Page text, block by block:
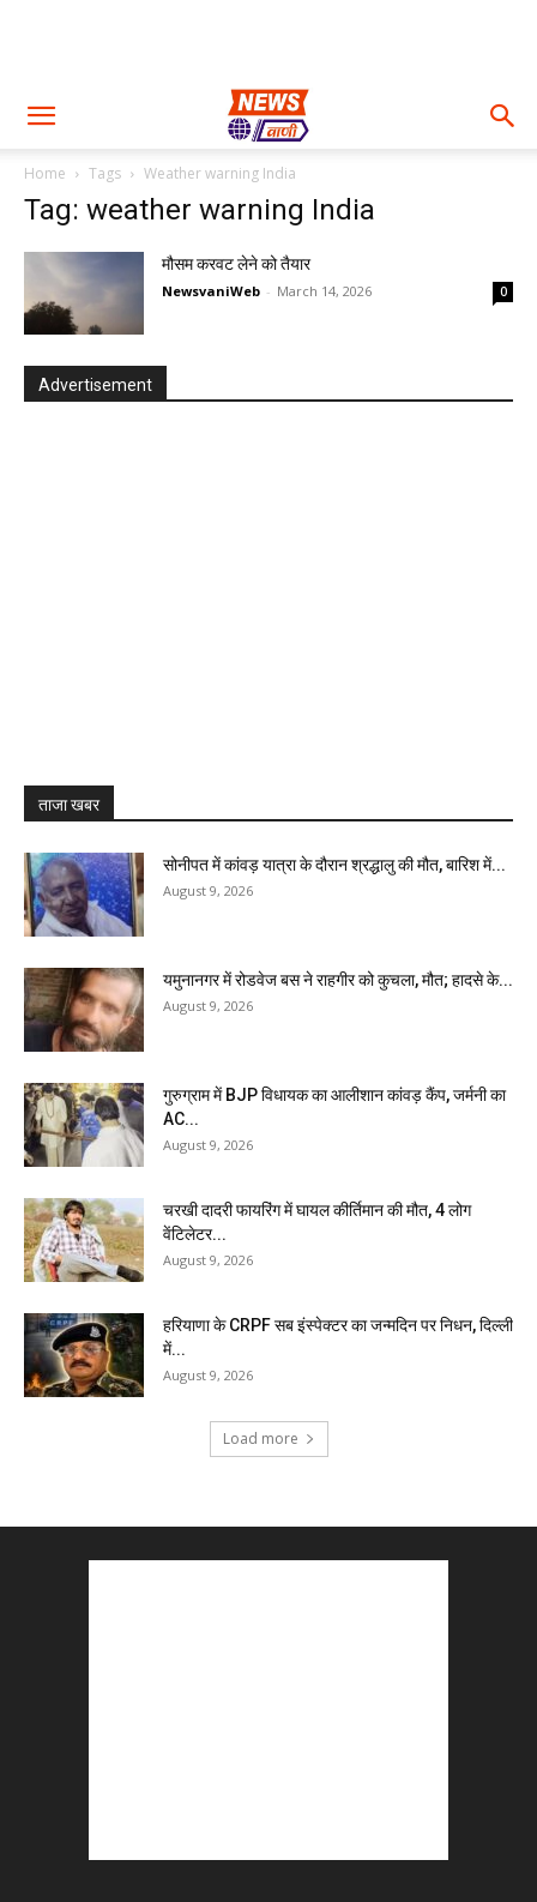
Home Tags Weather warning India
Tag: weather warning India
मौसम करवट लेने को तैयार
NewsvaniWeb - March 14, 2026 0
Advertisement
ताजा खबर
सोनीपत में कांवड़ यात्रा के दौरान श्रद्धालु की मौत, बारिश में...
August 9, 2026
यमुनानगर में रोडवेज बस ने राहगीर को कुचला, मौत; हादसे के...
August 9, 2026
गुरुग्राम में BJP विधायक का आलीशान कांवड़ कैंप, जर्मनी का
AC...
August 9, 2026
चरखी दादरी फायरिंग में घायल कीर्तिमान की मौत, 4 लोग
वेंटिलेटर...
August 9, 2026
हरियाणा के CRPF सब इंस्पेक्टर का जन्मदिन पर निधन, दिल्ली
में...
August 9, 2026
Load more